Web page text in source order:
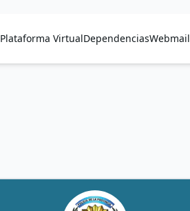
Plataforma VirtualDependenciasWebmail